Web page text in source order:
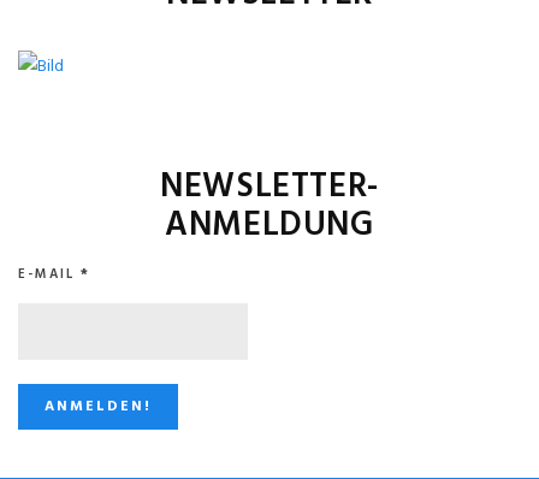
NEWSLETTER-
ANMELDUNG
E-MAIL *